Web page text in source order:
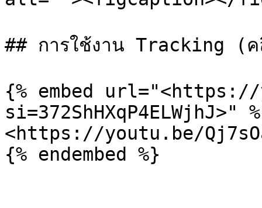
## การใช้งาน Tracking (ค
{% embed url="<https://
si=372ShHXqP4ELWjhJ>"
<https://youtu.be/